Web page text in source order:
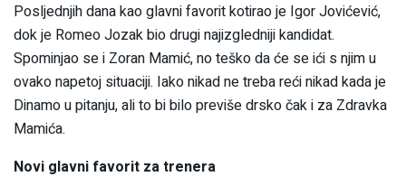
Posljednjih dana kao glavni favorit kotirao je Igor Jovićević,
dok je Romeo Jozak bio drugi najizgledniji kandidat.
Spominjao se i Zoran Mamić, no teško da će se ići s njim u
ovako napetoj situaciji. Iako nikad ne treba reći nikad kada je
Dinamo u pitanju, ali to bi bilo previše drsko čak i za Zdravka
Mamića.
Novi glavni favorit za trenera